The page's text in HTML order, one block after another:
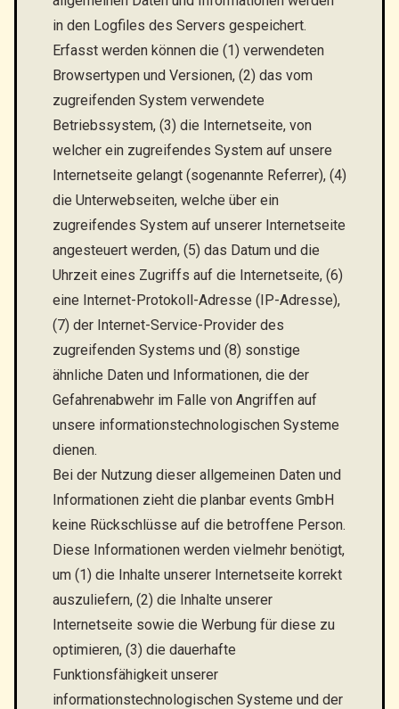
in den Logfiles des Servers gespeichert.
Erfasst werden können die (1) verwendeten
Browsertypen und Versionen, (2) das vom
zugreifenden System verwendete
Betriebssystem, (3) die Internetseite, von
welcher ein zugreifendes System auf unsere
Internetseite gelangt (sogenannte Referrer), (4)
die Unterwebseiten, welche über ein
zugreifendes System auf unserer Internetseite
angesteuert werden, (5) das Datum und die
Uhrzeit eines Zugriffs auf die Internetseite, (6)
eine Internet-Protokoll-Adresse (IP-Adresse),
(7) der Internet-Service-Provider des
zugreifenden Systems und (8) sonstige
ähnliche Daten und Informationen, die der
Gefahrenabwehr im Falle von Angriffen auf
unsere informationstechnologischen Systeme
dienen.
Bei der Nutzung dieser allgemeinen Daten und
Informationen zieht die planbar events GmbH
keine Rückschlüsse auf die betroffene Person.
Diese Informationen werden vielmehr benötigt,
um (1) die Inhalte unserer Internetseite korrekt
auszuliefern, (2) die Inhalte unserer
Internetseite sowie die Werbung für diese zu
optimieren, (3) die dauerhafte
Funktionsfähigkeit unserer
informationstechnologischen Systeme und der